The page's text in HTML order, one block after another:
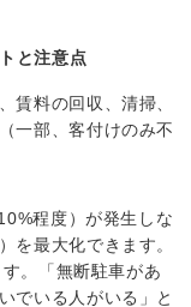
と注意点
賃料の回収、清掃、
一部、客付けのみ不
程度）が発生しな
を最大化できます。
。「無断駐車があ
でいる人がいる」と